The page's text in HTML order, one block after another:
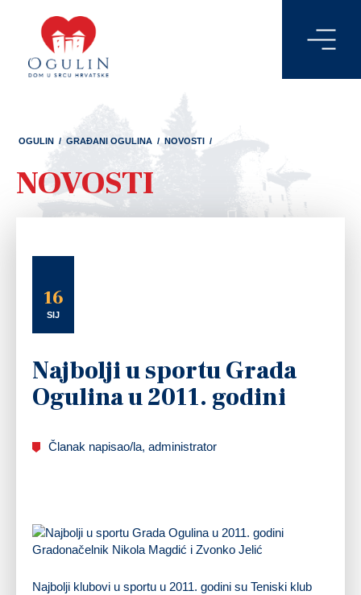
OGULIN / GRAĐANI OGULINA / NOVOSTI /
NOVOSTI
16
SIJ
Najbolji u sportu Grada
Ogulina u 2011. godini
Članak napisao/la, administrator
Gradonačelnik Nikola Magdić i Zvonko Jelić
Najbolji klubovi u sportu u 2011. godini su Teniski klub